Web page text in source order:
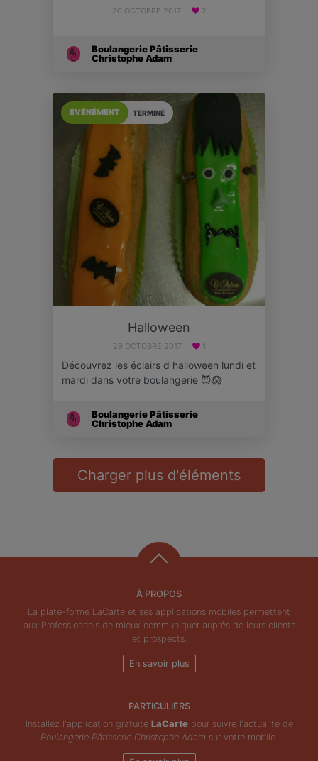
30 OCTOBRE 2017 2
Boulangerie Pâtisserie
Christophe Adam
TERMINÉ
EVÉNÉMENT
Halloween
29 OCTOBRE 2017 1
Découvrez les éclairs d halloween lundi et
mardi dans votre boulangerie 😈😱
Boulangerie Pâtisserie
Christophe Adam
Charger plus d'éléments
À PROPOS
La plate-forme LaCarte et ses applications mobiles permettent
aux Professionnels de mieux communiquer auprès de leurs clients
et prospects.
En savoir plus
PARTICULIERS
Installez l'application gratuite LaCartepour suivre l'actualité de
Boulangerie Pâtisserie Christophe Adam sur votre mobile.